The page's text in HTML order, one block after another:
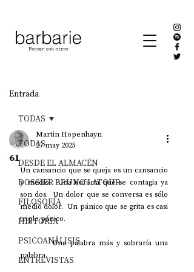
Entrada
TODAS
DESDE EL ALMACÉN
DOSSIER BRUNO LATOUR
FILOSOFÍA
HISTORIA
PSICOANÁLISIS
ENTREVISTAS
TODAS
61
Martin Hopenhayn
27 may 2025
Un cansancio que se queja es un cansancio
y medio.  Una euforia que se contagia ya
son dos.  Un dolor que se conversa es sólo
medio dolor.  Un pánico que se grita es casi
triple pánico.
Una palabra más y sobraría una
palabra.